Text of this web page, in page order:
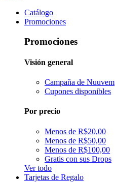
Catálogo
Promociones
Promociones
Visión general
Campaña de Nuuvem
Cupones disponibles
Por precio
Menos de R$20,00
Menos de R$50,00
Menos de R$100,00
Gratis con sus Drops
Ver todo
Tarjetas de Regalo